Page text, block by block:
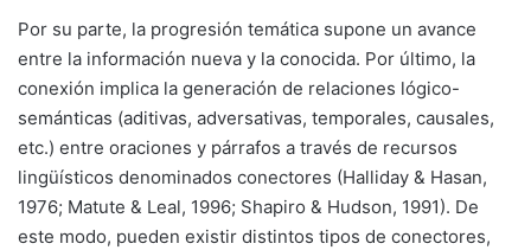
Por su parte, la progresión temática supone un avance
entre la información nueva y la conocida. Por último, la
conexión implica la generación de relaciones lógico-
semánticas (aditivas, adversativas, temporales, causales,
etc.) entre oraciones y párrafos a través de recursos
lingüísticos denominados conectores (Halliday & Hasan,
1976; Matute & Leal, 1996; Shapiro & Hudson, 1991). De
este modo, pueden existir distintos tipos de conectores,